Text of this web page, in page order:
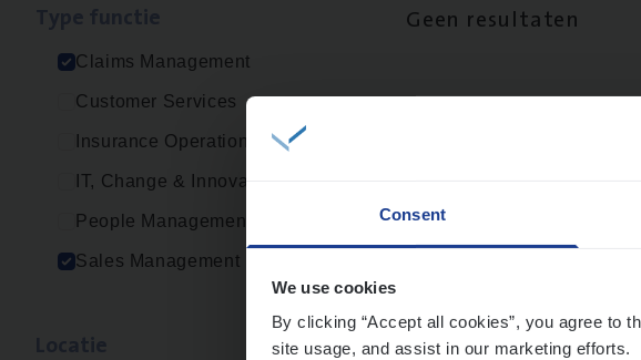
Consent
We use cookies
By clicking “Accept all cookies”, you agree to
site usage, and assist in our marketing efforts.
Claims Management
Customer Services
Insurance Operations
IT, Change & Innovation
People Management
Sales Management
Geen resultaten